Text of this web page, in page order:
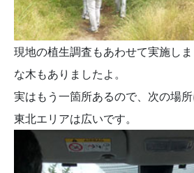
現地の植生調査もあわせて実施し
な木もありましたよ。
実はもう一箇所あるので、次の場所
東北エリアは広いです。